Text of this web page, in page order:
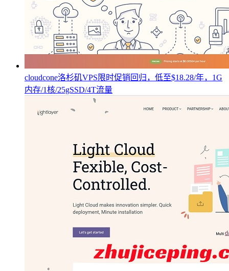
cloudcone洛杉矶VPS限时促销回归，低至$18.28/年，1G
内存/1核/25gSSD/4T流量